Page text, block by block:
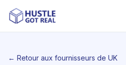
← Retour aux fournisseurs de UK